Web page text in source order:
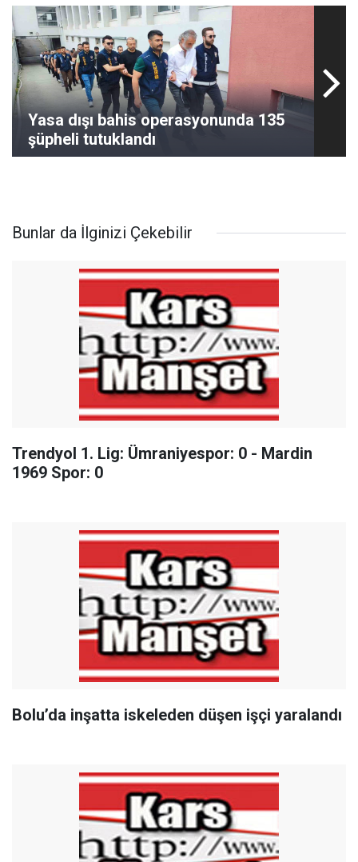
Yasa dışı bahis operasyonunda 135
şüpheli tutuklandı
Bunlar da İlginizi Çekebilir
Trendyol 1. Lig: Ümraniyespor: 0 - Mardin
1969 Spor: 0
Bolu’da inşatta iskeleden düşen işçi yaralandı